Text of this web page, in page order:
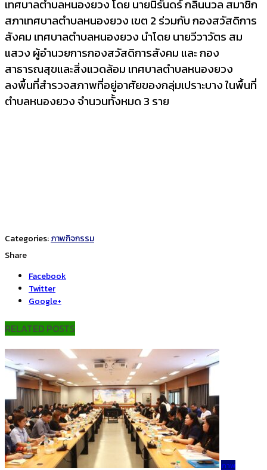
เทศบาลตำบลหนองยวง โดย นายนิรันดร์ กลิ่นนวล สมาชิก
สภาเทศบาลตำบลหนองยวง เขต 2 ร่วมกับ กองสวัสดิการ
สังคม เทศบาลตำบลหนองยวง นำโดย นายวีวาวัตร สม
แสวง ผู้อำนวยการกองสวัสดิการสังคม และ กอง
สาธารณสุขและสิ่งแวดล้อม เทศบาลตำบลหนองยวง
ลงพื้นที่สำรวจสภาพที่อยู่อาศัยของกลุ่มเปราะบาง ในพื้นที่
ตำบลหนองยวง จำนวนทั้งหมด 3 ราย
Categories:ภาพกิจกรรม
Share
Facebook
Twitter
Google+
RELATED POSTS
ภาพ